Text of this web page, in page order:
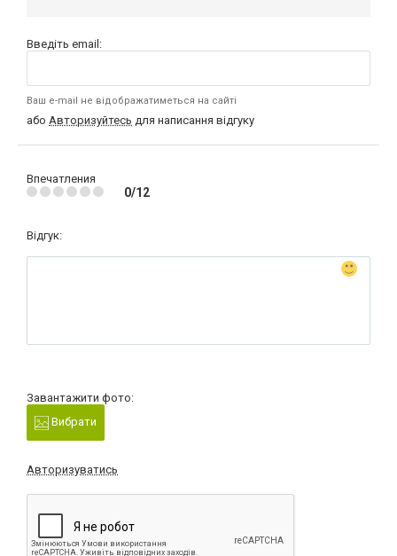
Введіть email:
Ваш e-mail не відображатиметься на сайті
або Авторизуйтесь для написання відгуку
Впечатления
0/12
Відгук:
Завантажити фото:
Вибрати
Авторизуватись